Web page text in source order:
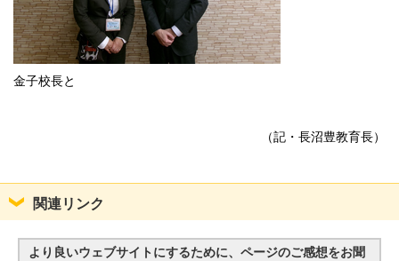
金子校長と
（記・長沼豊教育長）
関連リンク
より良いウェブサイトにするために、ページのご感想をお聞